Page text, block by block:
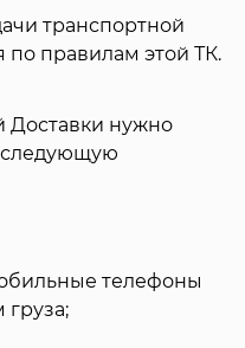
транспортной
по правилам этой ТК.
Доставки нужно
следующую
телефоны
груза;